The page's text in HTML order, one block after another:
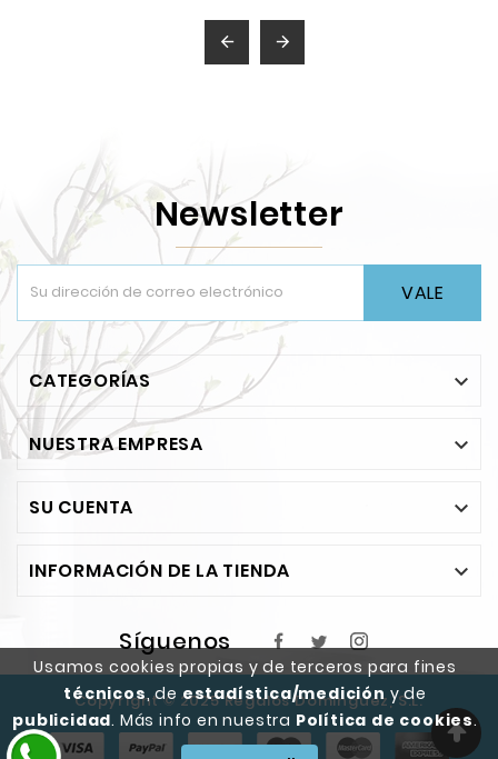
Usamos cookies propias y de terceros para fines
técnicos, deestadística/medicióny de
publicidad. Más info en nuestra Política de cookies.
 
Newsletter
VALE
CATEGORÍAS 
NUESTRA EMPRESA 
SU CUENTA 
INFORMACIÓN DE LA TIENDA 
Síguenos
Copyright © 2025 Regalos Dominguez, S.L.